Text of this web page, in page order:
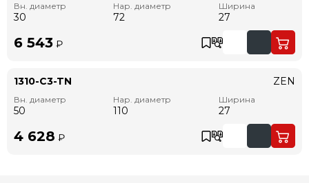
Вн. диаметр
30
Нар. диаметр
72
Ширина
27
6 543 ₽
1310-C3-TN
Вн. диаметр
50
Нар. диаметр
110
Ширина
27
ZEN
4 628 ₽